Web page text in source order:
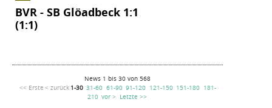
BVR - SB Glöadbeck 1:1
(1:1)
News 1 bis 30 von 568
<< Erste < zurück 1-30 31-60 61-90 91-120 121-150 151-180 181-
210 vor > Letzte >>